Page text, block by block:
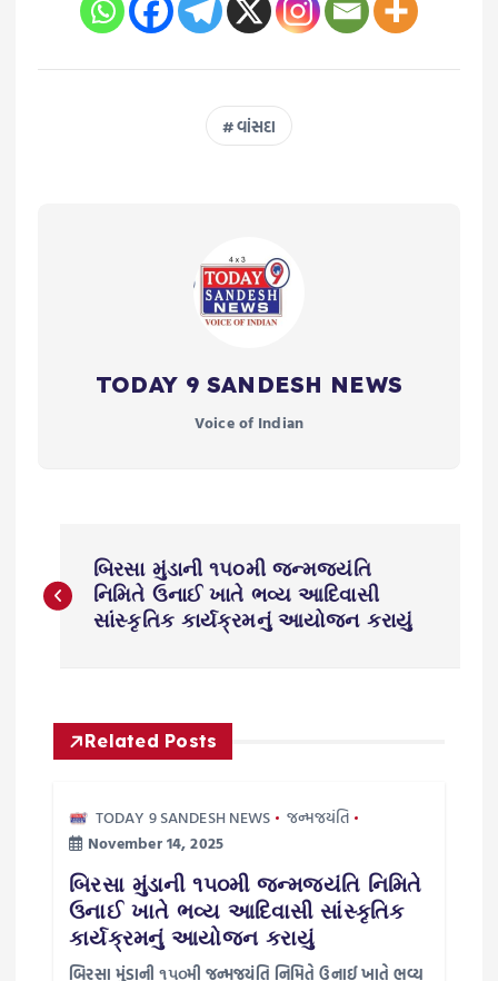
વાંસદા
TODAY 9 SANDESH NEWS
Voice of Indian
o
t
n
બિરસા મુંડાની ૧૫૦મી જન્મજયંતિ
નિમિતે ઉનાઈ ખાતે ભવ્ય આદિવાસી
સાંસ્કૃતિક કાર્યક્રમનું આયોજન કરાયું
Related Posts
TODAY 9 SANDESH NEWS
જન્મજયંતિ
November 14, 2025
બિરસા મુંડાની ૧૫૦મી જન્મજયંતિ નિમિતે
ઉનાઈ ખાતે ભવ્ય આદિવાસી સાંસ્કૃતિક
કાર્યક્રમનું આયોજન કરાયું
બિરસા મુંડાની ૧૫૦મી જન્મજયંતિ નિમિતે ઉનાઈ ખાતે ભવ્ય